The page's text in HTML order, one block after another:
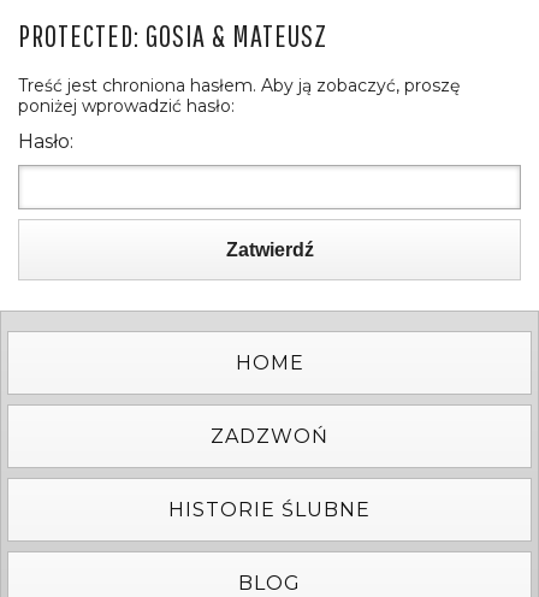
PROTECTED: GOSIA & MATEUSZ
Treść jest chroniona hasłem. Aby ją zobaczyć, proszę
poniżej wprowadzić hasło:
Hasło:
Zatwierdź
HOME
ZADZWOŃ
HISTORIE ŚLUBNE
BLOG